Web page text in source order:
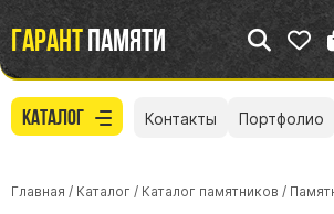
Гарантпамяти
Каталог Контакты Портфолио
Главная / Каталог / Каталог памятников /